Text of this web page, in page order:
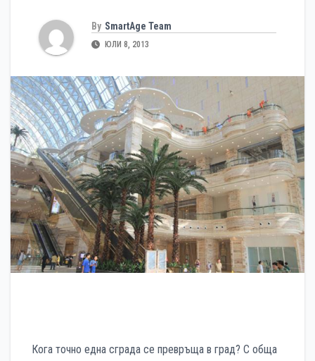
By SmartAge Team
ЮЛИ 8, 2013
Кога точно една сграда се превръща в град? С обща